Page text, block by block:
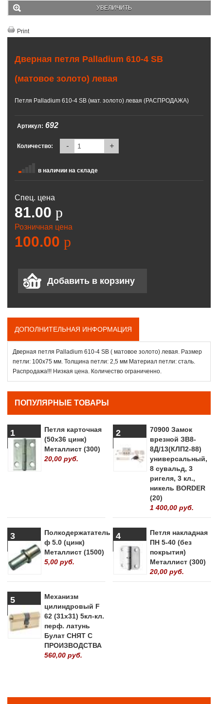
УВЕЛИЧИТЬ
Print
Дверная петля Palladium 610-4 SВ
(матовое золото) левая
Петля Palladium 610-4 SВ (мат. золото) левая (РАСПРОДАЖА)
Артикул: 692
Количество: - +
в наличии на складе
Спец. цена
81.00 p
Розничная цена
100.00 p
ДОПОЛНИТЕЛЬНАЯ ИНФОРМАЦИЯ
Дверная петля Palladium 610-4 SВ ( матовое золото) левая. Размер
петли: 100х75 мм. Толщина петли: 2,5 мм Материал петли: сталь.
Распродажа!!! Низкая цена. Количество ограниченно.
ПОПУЛЯРНЫЕ ТОВАРЫ
1
Петля карточная
(50х36 цинк)
Металлист (300)
20,00 руб.
2
70900 Замок
врезной ЗВ8-
8Д/13(КЛП2-88)
универсальный,
8 сувальд, 3
ригеля, 3 кл.,
никель BORDER
(20)
1 400,00 руб.
3
Полкодержататель
ф 5.0 (цинк)
Металлист (1500)
5,00 руб.
4
Петля накладная
ПН 5-40 (без
покрытия)
Металлист (300)
20,00 руб.
5
Механизм
цилиндровый F
62 (31х31) 5кл-кл.
перф. латунь
Булат СНЯТ С
ПРОИЗВОДСТВА
560,00 руб.